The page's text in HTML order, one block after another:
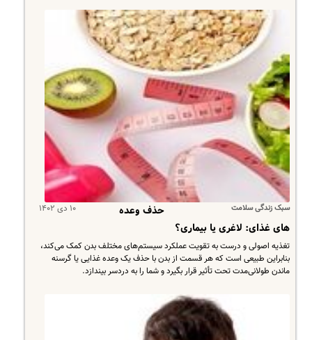
سبک زندگی سلامت ۱۰ دی ۱۴۰۲
حذف وعده
های غذای: لاغری یا بیماری؟
​تغذیه اصولی و درست به تقویت عملکرد سیستم‌های مختلف بدن کمک می‌کند،
بنابراین طبیعی است که هر قسمت از بدن با حذف یک وعده غذایی یا گرسنه
ماندن طولانی‌مدت تحت تأثیر قرار بگیرد و شما را به دردسر بیندازد.